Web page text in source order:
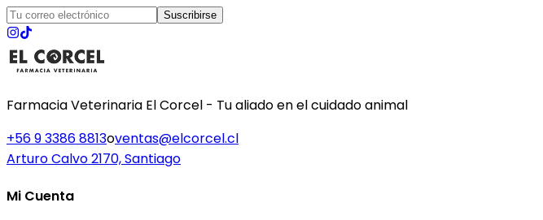
Suscribirse
Farmacia Veterinaria El Corcel - Tu aliado en el cuidado animal
+56 9 3386 8813oventas@elcorcel.cl
Arturo Calvo 2170, Santiago
Mi Cuenta